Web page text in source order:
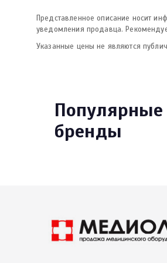
Представленное описание носит
уведомления продавца.
Указанные цены не являются
Популярные
бренды